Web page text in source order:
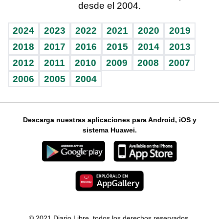
Vida y familia
Eñe
Celebrando la vida
Sin complejos
En pocas palabras
Escuchando al corazón
Economía Personal
Consulta Libre
BRV
TBT Deportivo
Más firmas
Guía del dinero
Horóscopos
desde el 2004.
2024 2023 2022 2021 2020
2019
2018
2017 2016 2015 2014
2013
2012
2011 2010 2009 2008
2007
2006
2005 2004
Descarga nuestras aplicaciones para Android, iOS y
sistema Huawei.